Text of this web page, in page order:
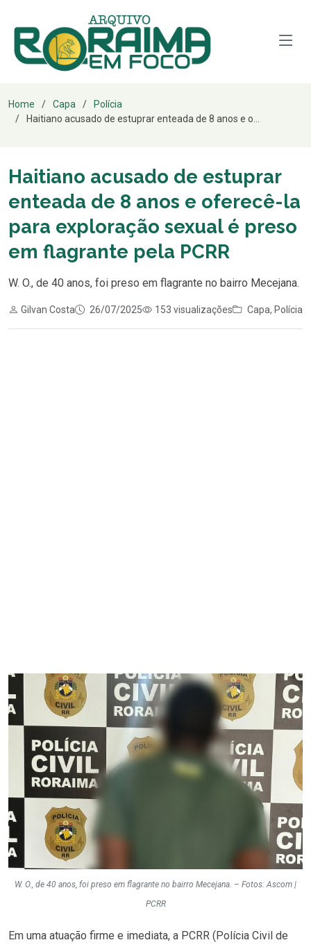
Home Capa
Polícia
Haitiano acusado de estuprar enteada de 8 anos e o...
Haitiano acusado de estuprar
enteada de 8 anos e oferecê-la
para exploração sexual é preso
em flagrante pela PCRR
W. O., de 40 anos, foi preso em flagrante no bairro Mecejana.
Gilvan Costa 26/07/2025 153 visualizações Capa, Polícia
W. O., de 40 anos, foi preso em flagrante no bairro Mecejana. – Fotos: Ascom |
PCRR
Em uma atuação firme e imediata, a PCRR (Polícia Civil de